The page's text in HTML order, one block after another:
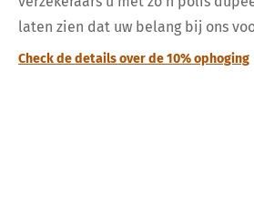
laten zien dat uw belang bij ons
Check de details over de 10% ophoging